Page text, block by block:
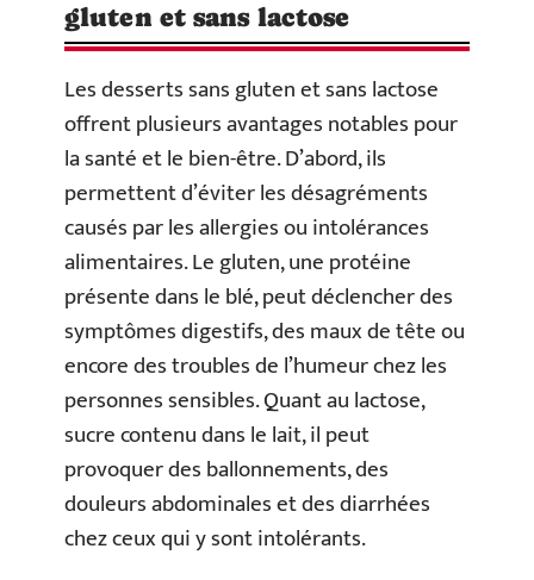
gluten et sans lactose
Les desserts sans gluten et sans lactose
offrent plusieurs avantages notables pour
la santé et le bien-être. D’abord, ils
permettent d’éviter les désagréments
causés par les allergies ou intolérances
alimentaires. Le gluten, une protéine
présente dans le blé, peut déclencher des
symptômes digestifs, des maux de tête ou
encore des troubles de l’humeur chez les
personnes sensibles. Quant au lactose,
sucre contenu dans le lait, il peut
provoquer des ballonnements, des
douleurs abdominales et des diarrhées
chez ceux qui y sont intolérants.